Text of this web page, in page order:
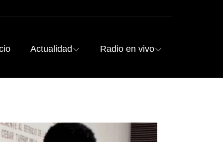
Actualidad Radio en vivo